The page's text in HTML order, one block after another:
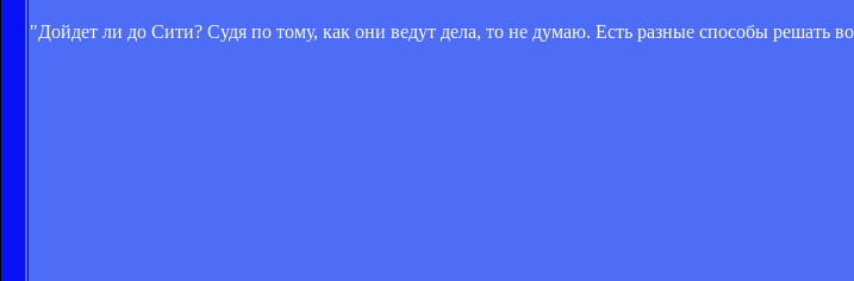
"Дойдет ли до Сити? Судя по тому, как они ведут дела, то не думаю. Есть разные способы решать